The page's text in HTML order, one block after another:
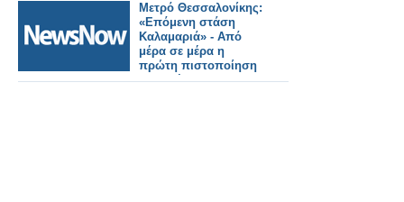
Μετρό Θεσσαλονίκης:
«Επόμενη στάση
Καλαμαριά» - Από
μέρα σε μέρα η
πρώτη πιστοποίηση
της επέκτασης.